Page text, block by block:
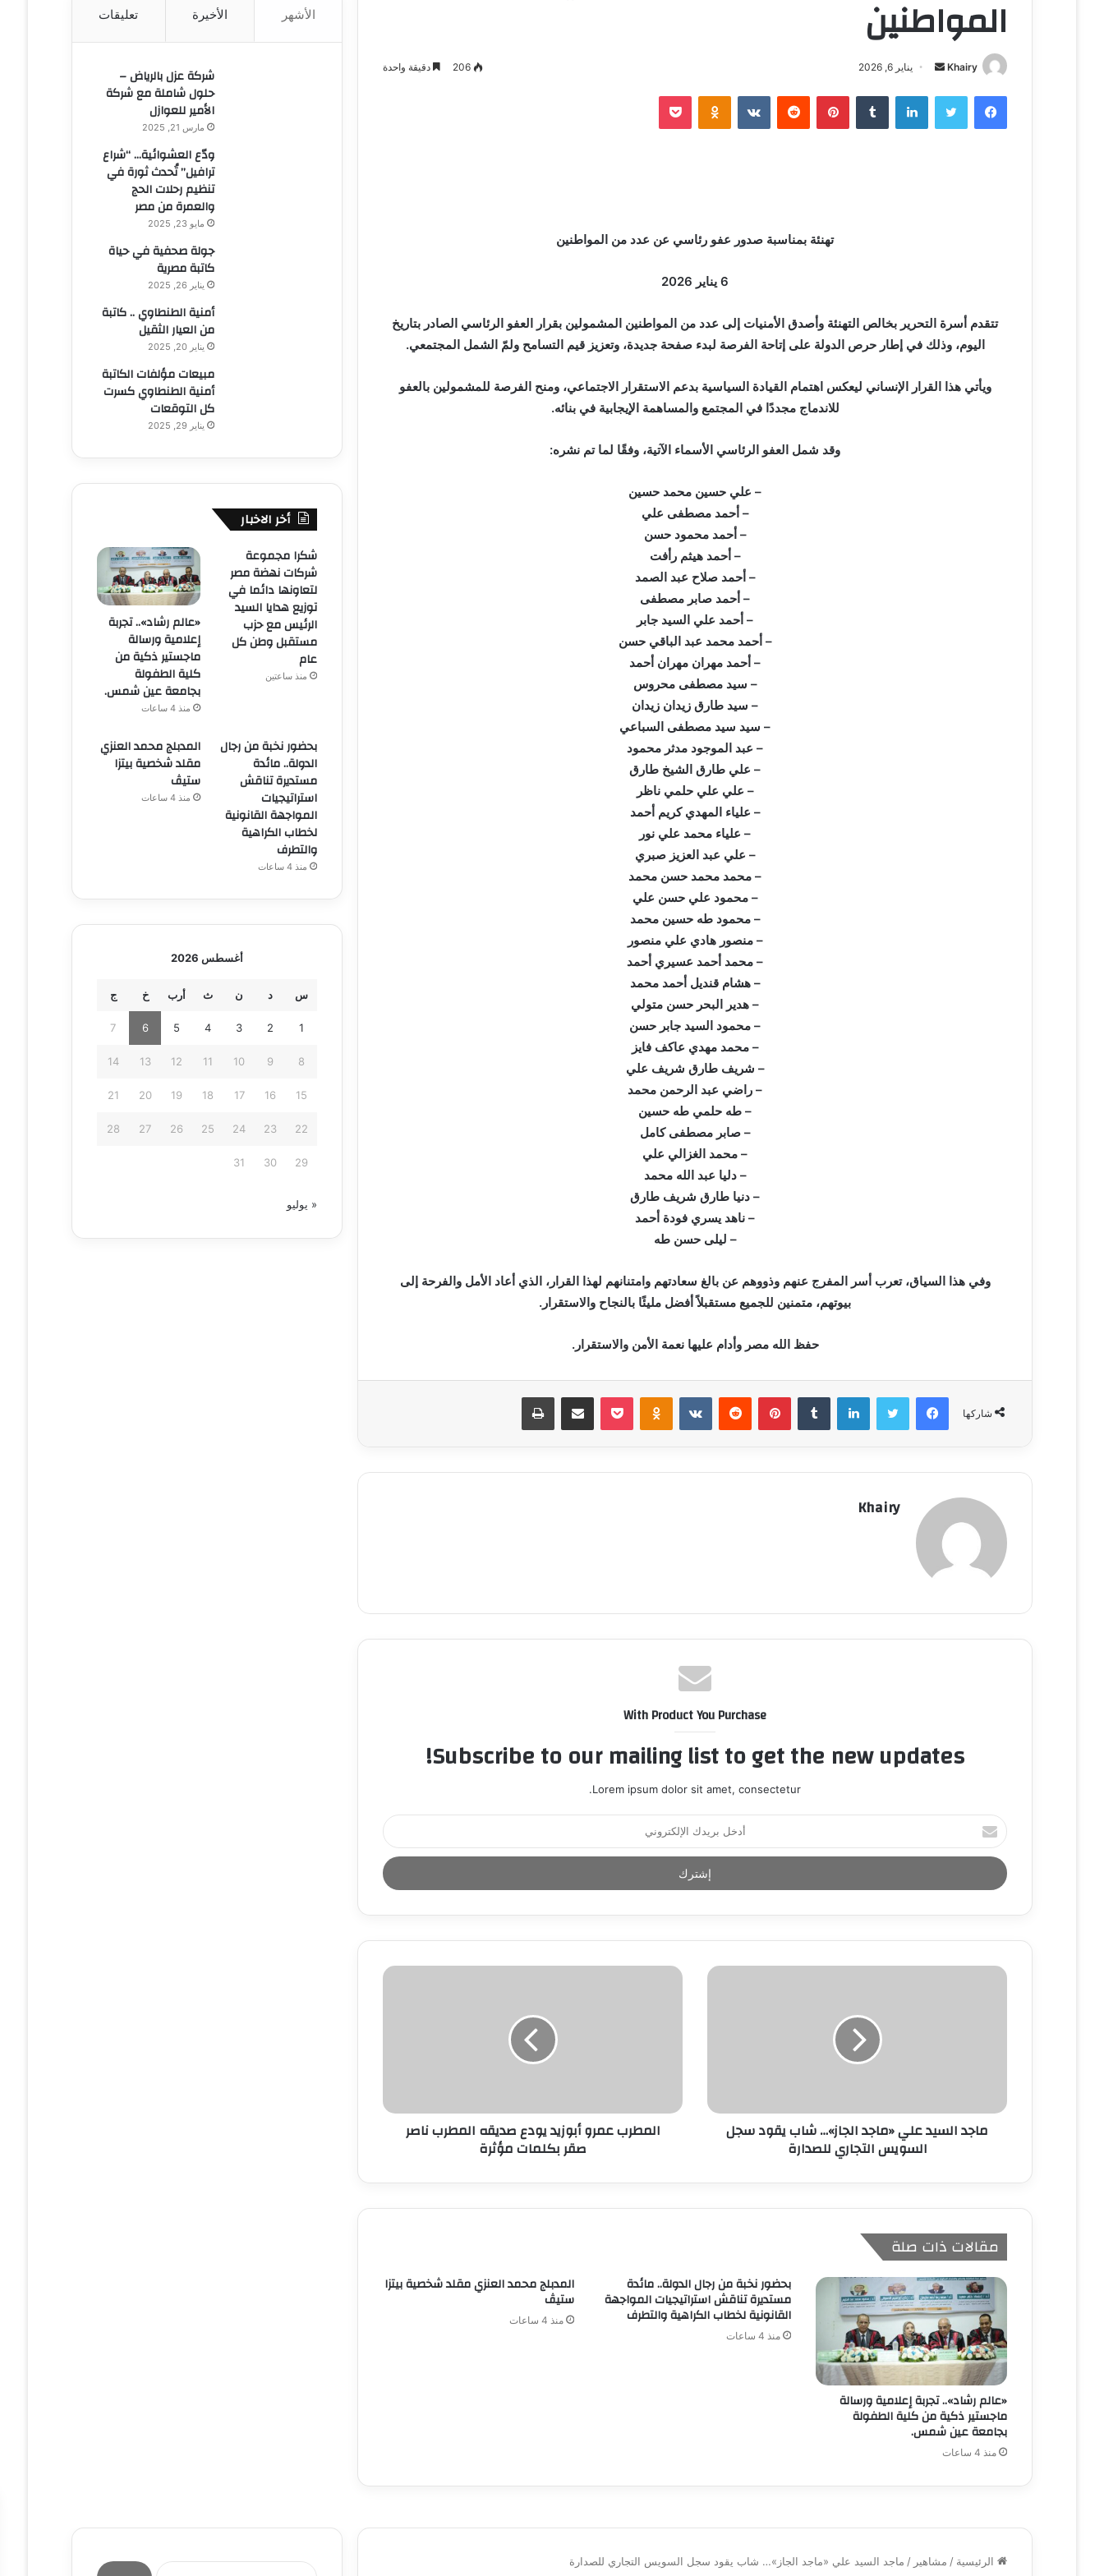
المواطنين
Khairy
أ
ل
ر
و
ي
يناير 6, 2026 206 دقيقة واحدة
فيسبوك تويتر لينكدإن ‏Tumblr بينتيريست ‏Reddit
‏VKontakte
Odnoklassniki بوكيت
تهنئة بمناسبة صدور عفو رئاسي عن عدد من المواطنين
6 يناير 2026
تتقدم أسرة التحرير بخالص التهنئة وأصدق الأمنيات إلى عدد من المواطنين المشمولين بقرار العفو الرئاسي الصادر بتاريخ
اليوم، وذلك في إطار حرص الدولة على إتاحة الفرصة لبدء صفحة جديدة، وتعزيز قيم التسامح ولمّ الشمل المجتمعي.
ويأتي هذا القرار الإنساني ليعكس اهتمام القيادة السياسية بدعم الاستقرار الاجتماعي، ومنح الفرصة للمشمولين بالعفو
للاندماج مجددًا في المجتمع والمساهمة الإيجابية في بنائه.
وقد شمل العفو الرئاسي الأسماء الآتية، وفقًا لما تم نشره:
– علي حسين محمد حسين
– أحمد مصطفى علي
– أحمد محمود حسن
– أحمد هيثم رأفت
– أحمد صلاح عبد الصمد
– أحمد صابر مصطفى
– أحمد علي السيد جابر
– أحمد محمد عبد الباقي حسن
– أحمد مهران مهران أحمد
– سيد مصطفى محروس
– سيد طارق زيدان زيدان
– سيد سيد مصطفى السباعي
– عبد الموجود مدثر محمود
– علي طارق الشيخ طارق
– علي علي حلمي ناظر
– علياء المهدي كريم أحمد
– علياء محمد علي نور
– علي عبد العزيز صبري
– محمد محمد حسن محمد
– محمود علي حسن علي
– محمود طه حسين محمد
– منصور هادي علي منصور
– محمد أحمد عسيري أحمد
– هشام قنديل أحمد محمد
– هدير البحر حسن متولي
– محمود السيد جابر حسن
– محمد مهدي عاكف فايز
– شريف طارق شريف علي
– راضي عبد الرحمن محمد
– طه حلمي طه حسين
– صابر مصطفى كامل
– محمد الغزالي علي
– دليا عبد الله محمد
– دنيا طارق شريف طارق
– ناهد يسري فودة أحمد
– ليلى حسن طه
وفي هذا السياق، تعرب أسر المفرج عنهم وذووهم عن بالغ سعادتهم وامتنانهم لهذا القرار، الذي أعاد الأمل والفرحة إلى
بيوتهم، متمنين للجميع مستقبلاً أفضل مليئًا بالنجاح والاستقرار.
حفظ الله مصر وأدام عليها نعمة الأمن والاستقرار.
شاركها
فيسبوك تويتر لينكدإن ‏Tumblr بينتيريست ‏Reddit
‏VKontakte
Odnoklassniki بوكيت مشاركة عبر البريد طباعة
Khairy
With Product You Purchase
Subscribe to our mailing list to get the new updates!
Lorem ipsum dolor sit amet, consectetur.
أ
د
خ
ل
د
ا
ماجد السيد علي «ماجد الجاز»… شاب يقود سجل
السويس التجاري للصدارة
المطرب عمرو أبوزيد يودع صديقه المطرب ناصر
صقر بكلمات مؤثرة
مقالات ذات صلة
«عالم رشاد».. تجربة إعلامية ورسالة
ماجستير ذكية من كلية الطفولة
بجامعة عين شمس.
منذ 4 ساعات
بحضور نخبة من رجال الدولة.. مائدة
مستديرة تناقش استراتيجيات المواجهة
القانونية لخطاب الكراهية والتطرف
منذ 4 ساعات
المدبلج محمد العنزي مقلد شخصية بيتزا
ستيڤ
منذ 4 ساعات
الأشهر الأخيرة تعليقات
شركة عزل بالرياض –
حلول شاملة مع شركة
الأمير للعوازل
مارس 21, 2025
ودّع العشوائية… “شراع
ترافيل” تُحدث ثورة في
تنظيم رحلات الحج
والعمرة من مصر
مايو 23, 2025
جولة صحفية في حياة
كاتبة مصرية
يناير 26, 2025
أمنية الطنطاوي .. كاتبة
من العيار الثقيل
يناير 20, 2025
مبيعات مؤلفات الكاتبة
أمنية الطنطاوي كسرت
كل التوقعات
يناير 29, 2025
أخر الاخبار
شكرا مجموعة
شركات نهضة مصر
لتعاونها دائما في
توزيع هدايا السيد
الرئيس مع حزب
مستقبل وطن كل
عام
منذ ساعتين
«عالم رشاد».. تجربة
إعلامية ورسالة
ماجستير ذكية من
كلية الطفولة
بجامعة عين شمس.
منذ 4 ساعات
بحضور نخبة من رجال
الدولة.. مائدة
مستديرة تناقش
استراتيجيات
المواجهة القانونية
لخطاب الكراهية
والتطرف
منذ 4 ساعات
المدبلج محمد العنزي
مقلد شخصية بيتزا
ستيڤ
منذ 4 ساعات
أغسطس 2026
س د ن ث أرب خ ج
1
2
3
4
5
6
7
8
9
10
11
12
13
14
15
16
17
18
19
20
21
22
23
24
25
26
27
28
29
30
31
« يوليو